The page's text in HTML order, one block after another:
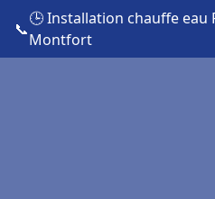
📞
🕒 Installation chauffe eau
Montfort